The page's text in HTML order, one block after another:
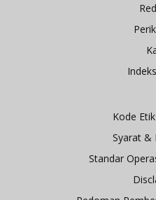
Kode
Syarat &
Standar